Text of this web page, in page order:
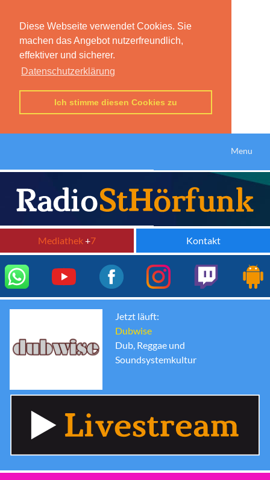
Diese Webseite verwendet Cookies. Sie
machen das Angebot nutzerfreundlich,
effektiver und sicherer.
Datenschutzerklärung
Ich stimme diesen Cookies zu
Menu
Mediathek+7 Kontakt
Jetzt läuft:
Dubwise
Dub, Reggae und
Soundsystemkultur